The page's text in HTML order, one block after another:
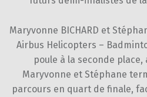
Maryvonne BICHARD et
Airbus Helicopters –
poule à la seconde
Maryvonne et Stéphane
parcours en quart de finale,